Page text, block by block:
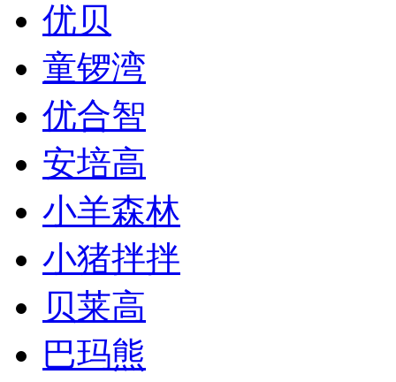
优贝
童锣湾
优合智
安培高
小羊森林
小猪拌拌
贝莱高
巴玛熊